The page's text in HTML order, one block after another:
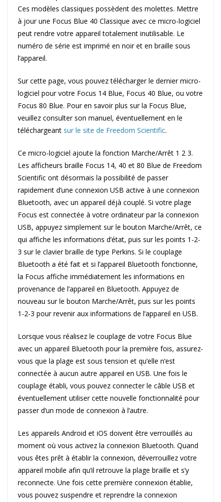
Ces modèles classiques possèdent des molettes. Mettre
à jour une Focus Blue 40 Classique avec ce micro-logiciel
peut rendre votre appareil totalement inutilisable. Le
numéro de série est imprimé en noir et en braille sous
l’appareil.
Sur cette page, vous pouvez télécharger le dernier micro-
logiciel pour votre Focus 14 Blue, Focus 40 Blue, ou votre
Focus 80 Blue. Pour en savoir plus sur la Focus Blue,
veuillez consulter son manuel, éventuellement en le
téléchargeant sur le site de Freedom Scientific.
Ce micro-logiciel ajoute la fonction Marche/Arrêt 1 2 3.
Les afficheurs braille Focus 14, 40 et 80 Blue de Freedom
Scientific ont désormais la possibilité de passer
rapidement d’une connexion USB active à une connexion
Bluetooth, avec un appareil déjà couplé. Si votre plage
Focus est connectée à votre ordinateur par la connexion
USB, appuyez simplement sur le bouton Marche/Arrêt, ce
qui affiche les informations d’état, puis sur les points 1-2-
3 sur le clavier braille de type Perkins. Si le couplage
Bluetooth a été fait et si l’appareil Bluetooth fonctionne,
la Focus affiche immédiatement les informations en
provenance de l’appareil en Bluetooth. Appuyez de
nouveau sur le bouton Marche/Arrêt, puis sur les points
1-2-3 pour revenir aux informations de l’appareil en USB.
Lorsque vous réalisez le couplage de votre Focus Blue
avec un appareil Bluetooth pour la première fois, assurez-
vous que la plage est sous tension et qu’elle n’est
connectée à aucun autre appareil en USB. Une fois le
couplage établi, vous pouvez connecter le câble USB et
éventuellement utiliser cette nouvelle fonctionnalité pour
passer d’un mode de connexion à l’autre.
Les appareils Android et iOS doivent être verrouillés au
moment où vous activez la connexion Bluetooth. Quand
vous êtes prêt à établir la connexion, déverrouillez votre
appareil mobile afin qu’il retrouve la plage braille et s’y
reconnecte. Une fois cette première connexion établie,
vous pouvez suspendre et reprendre la connexion